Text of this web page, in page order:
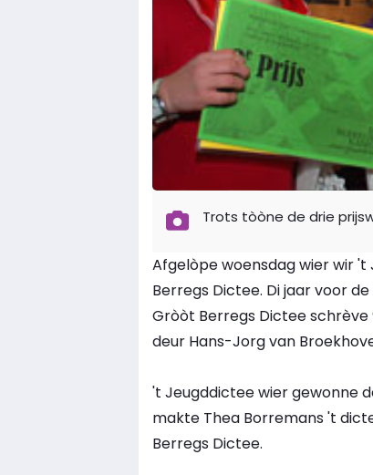
Trots tòòne de drie
Afgelòpe woensdag wier wir 't
Berregs Dictee. Di jaar voor
Gròòt Berregs Dictee
deur Hans-Jorg van
't Jeugddictee wier gewonne
makte Thea Borremans 't
Berregs Dictee.